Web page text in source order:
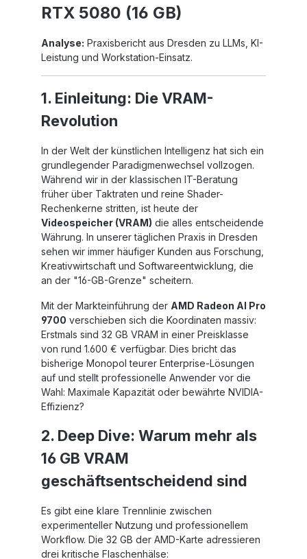
RTX 5080 (16 GB)
Analyse: Praxisbericht aus Dresden zu LLMs, KI-
Leistung und Workstation-Einsatz.
1. Einleitung: Die VRAM-
Revolution
In der Welt der künstlichen Intelligenz hat sich ein
grundlegender Paradigmenwechsel vollzogen.
Während wir in der klassischen IT-Beratung
früher über Taktraten und reine Shader-
Rechenkerne stritten, ist heute der
Videospeicher (VRAM) die alles entscheidende
Währung. In unserer täglichen Praxis in Dresden
sehen wir immer häufiger Kunden aus Forschung,
Kreativwirtschaft und Softwareentwicklung, die
an der "16-GB-Grenze" scheitern.
Mit der Markteinführung der AMD Radeon AI Pro
9700 verschieben sich die Koordinaten massiv:
Erstmals sind 32 GB VRAM in einer Preisklasse
von rund 1.600 € verfügbar. Dies bricht das
bisherige Monopol teurer Enterprise-Lösungen
auf und stellt professionelle Anwender vor die
Wahl: Maximale Kapazität oder bewährte NVIDIA-
Effizienz?
2. Deep Dive: Warum mehr als
16 GB VRAM
geschäftsentscheidend sind
Es gibt eine klare Trennlinie zwischen
experimenteller Nutzung und professionellem
Workflow. Die 32 GB der AMD-Karte adressieren
drei kritische Flaschenhälse: